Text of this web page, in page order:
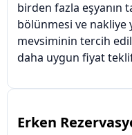
birden fazla eşyanın
bölünmesi ve nakliye
mevsiminin tercih
daha uygun fiyat
Erken